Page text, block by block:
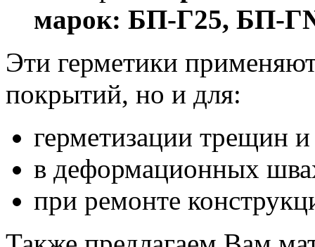
марок: БП-Г25, БП-
Эти герметики
покрытий, но и для:
герметизации трещин
в деформационных
при ремонте